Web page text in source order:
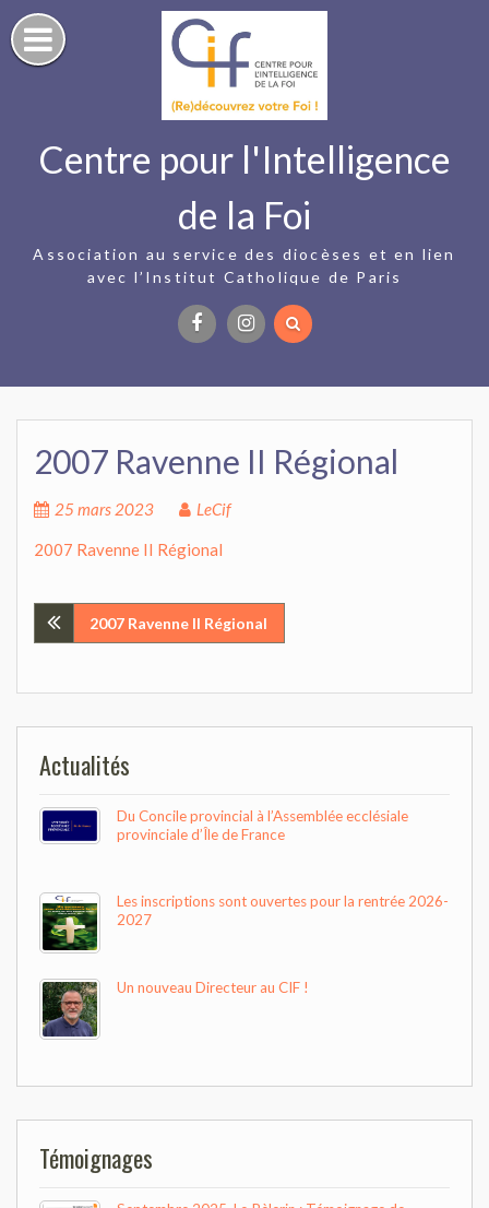
Skip
to
content
Centre pour l'Intelligence
de la Foi
Association au service des diocèses et en lien
avec l’Institut Catholique de Paris
2007 Ravenne II Régional
25 mars 2023 LeCif
2007 Ravenne II Régional
Navigation
l’article
2007 Ravenne II Régional
Actualités
Du Concile provincial à l’Assemblée ecclésiale
provinciale d’Île de France
Les inscriptions sont ouvertes pour la rentrée 2026-
2027
Un nouveau Directeur au CIF !
Témoignages